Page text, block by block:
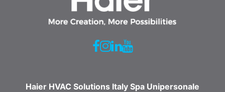
Haier HVAC Solutions Italy Spa Unipersonale